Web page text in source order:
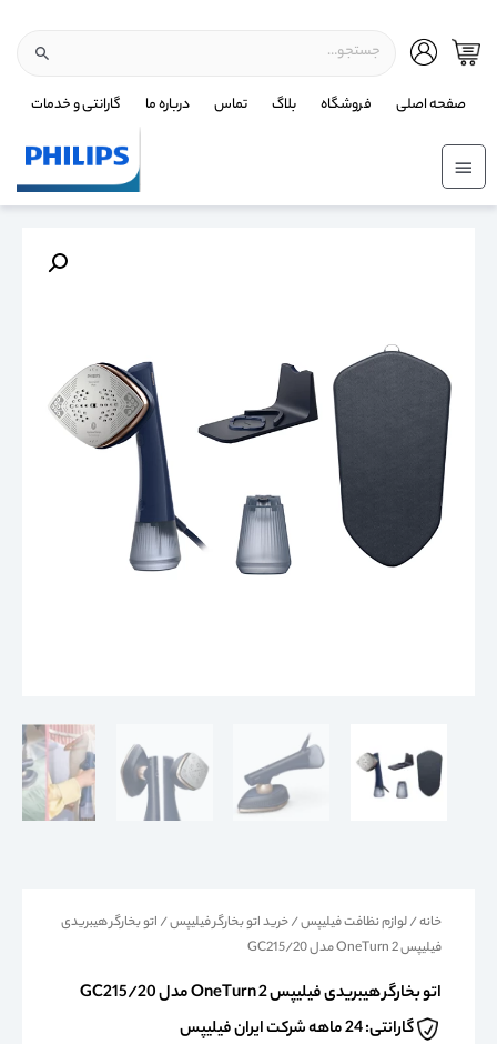
صفحه اصلی فروشگاه بلاگ تماس درباره ما گارانتی و خدمات
خانه/لوازم نظافت فیلیپس/خرید اتو بخارگر فیلیپس/ اتو بخارگر هیبریدی
فیلیپس OneTurn 2 مدل GC215/20
اتو بخارگر هیبریدی فیلیپس OneTurn 2 مدل GC215/20
گارانتی: 24 ماهه شرکت ایران فیلیپس